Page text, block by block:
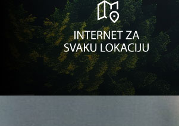
Zanimljivosti
Pogledajte kako je dočekana
3 godina 11 mjesec